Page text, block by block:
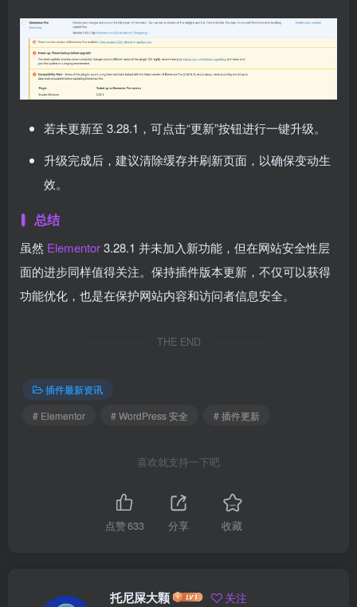
若未更新至 3.28.1，可点击“更新”按钮进行一键升级。
升级完成后，建议清除缓存并刷新页面，以确保变动生
效。
总结
虽然 Elementor3.28.1 并未加入新功能，但在网站安全性层
面的进步同样值得关注。保持插件版本更新，不仅可以获得
功能优化，也是在保护网站内容和访问者信息安全。
THE END
插件最新资讯
# Elementor
# WordPress 安全 # 插件更新
喜欢就支持一下吧
点赞633 分享 收藏
托尼屎大颗 关注